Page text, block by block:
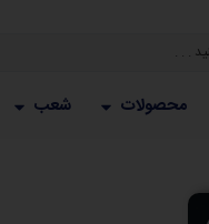
محصولات شعب